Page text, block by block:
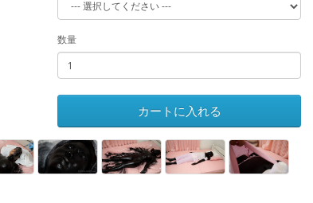
数量
カートに入れる